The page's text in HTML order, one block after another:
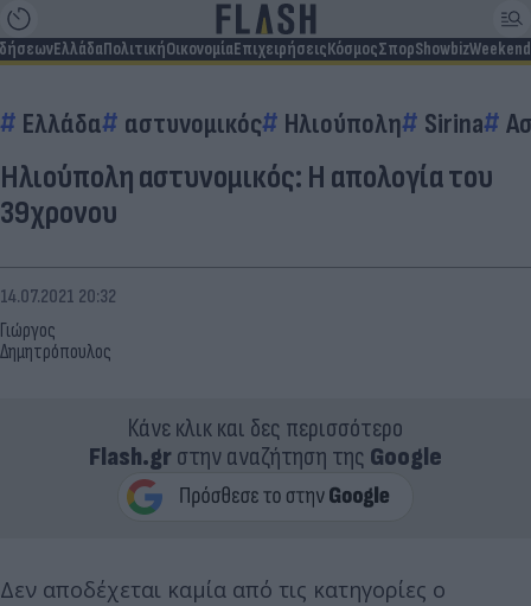
ΕλλάδαΠολιτικήΟικονομίαΕπιχειρήσειςΚόσμοςΣπορShowbizWeekend
Ελλάδα αστυνομικός Ηλιούπολη Sirina
Ηλιούπολη αστυνομικός: Η απολογία του
39χρονου
Γιώργος
Δημητρόπουλος
14.07.2021 20:32
Κάνε κλικ και δες περισσότερο
Flash.grστην αναζήτηση της Google
Δεν αποδέχεται καμία από τις κατηγορίες ο